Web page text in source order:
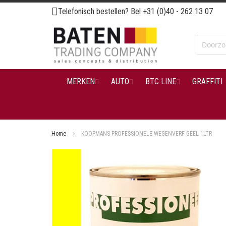
Ga
naar
de
inhoud
Telefonisch bestellen? Bel +31 (0)40 - 262 13 07
MERKEN AUTO BTC LINE GRAFFITI
Home KOOPMANS PROFESSIONELE WEGENVERF GEEL 1LTR